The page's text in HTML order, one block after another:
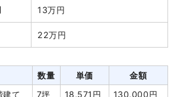
2階
45坪
55,600
円
2,502,000
円
3階
130坪
60,385
7,850,000
1式
50,000円
1式
65,000円
13万円
22万円
数量 単価
金額
建て
7坪 18,571円
130,000円